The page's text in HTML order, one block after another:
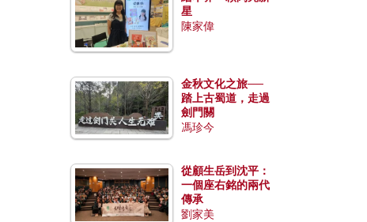
星
陳家偉
金秋文化之旅──
踏上古蜀道，走過
劍門關
馮珍今
從顧生岳到沈平：
一個座右銘的兩代
傳承
劉家美